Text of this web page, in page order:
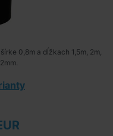
0,8m a dĺžkach 1,5m, 2m,